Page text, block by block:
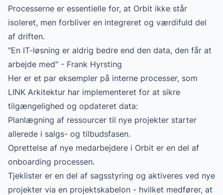
Processerne er essentielle for, at Orbit ikke står
isoleret, men forbliver en integreret og værdifuld del
af driften.
"En IT-løsning er aldrig bedre end den data, den får at
arbejde med" - Frank Hyrsting
Her er et par eksempler på interne processer, som
LINK Arkitektur har implementeret for at sikre
tilgængelighed og opdateret data:
Planlægning af ressourcer til nye projekter starter
allerede i salgs- og tilbudsfasen.
Oprettelse af nye medarbejdere i Orbit er en del af
onboarding processen.
Tjeklister er en del af sagsstyring og aktiveres ved nye
projekter via en projektskabelon - hvilket medfører, at